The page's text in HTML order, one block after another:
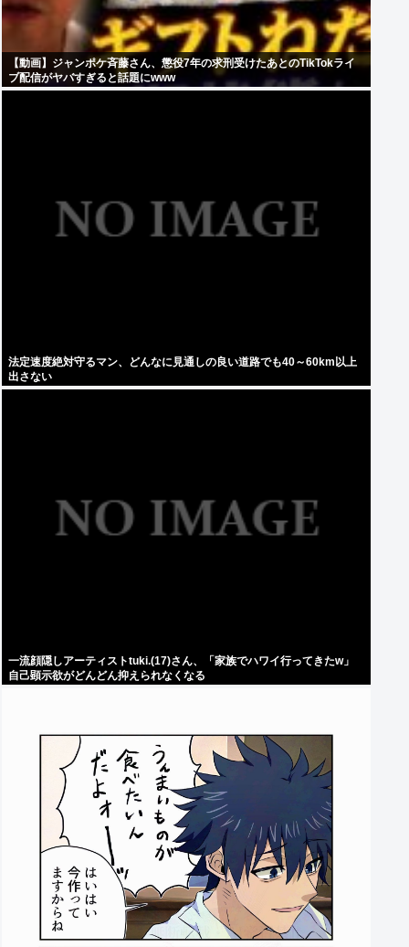
【動画】ジャンポケ斉藤さん、懲役7年の求刑受けたあとのTikTokライ
ブ配信がヤバすぎると話題にwww
法定速度絶対守るマン、どんなに見通しの良い道路でも40～60km以上
出さない
一流顔隠しアーティストtuki.(17)さん、「家族でハワイ行ってきたw」
自己顕示欲がどんどん抑えられなくなる